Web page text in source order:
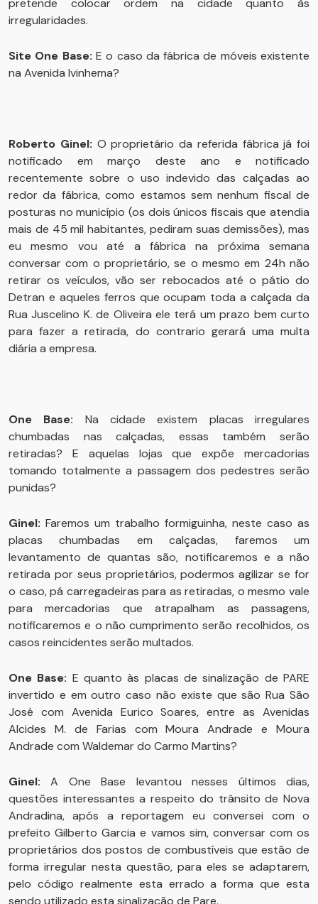
pretende colocar ordem na cidade quanto às
irregularidades.
Site One Base: E o caso da fábrica de móveis existente
na Avenida Ivinhema?
Roberto Ginel: O proprietário da referida fábrica já foi
notificado em março deste ano e notificado
recentemente sobre o uso indevido das calçadas ao
redor da fábrica, como estamos sem nenhum fiscal de
posturas no município (os dois únicos fiscais que atendia
mais de 45 mil habitantes, pediram suas demissões), mas
eu mesmo vou até a fábrica na próxima semana
conversar com o proprietário, se o mesmo em 24h não
retirar os veículos, vão ser rebocados até o pátio do
Detran e aqueles ferros que ocupam toda a calçada da
Rua Juscelino K. de Oliveira ele terá um prazo bem curto
para fazer a retirada, do contrario gerará uma multa
diária a empresa.
One Base: Na cidade existem placas irregulares
chumbadas nas calçadas, essas também serão
retiradas? E aquelas lojas que expõe mercadorias
tomando totalmente a passagem dos pedestres serão
punidas?
Ginel: Faremos um trabalho formiguinha, neste caso as
placas chumbadas em calçadas, faremos um
levantamento de quantas são, notificaremos e a não
retirada por seus proprietários, podermos agilizar se for
o caso, pá carregadeiras para as retiradas, o mesmo vale
para mercadorias que atrapalham as passagens,
notificaremos e o não cumprimento serão recolhidos, os
casos reincidentes serão multados.
One Base: E quanto às placas de sinalização de PARE
invertido e em outro caso não existe que são Rua São
José com Avenida Eurico Soares, entre as Avenidas
Alcides M. de Farias com Moura Andrade e Moura
Andrade com Waldemar do Carmo Martins?
Ginel: A One Base levantou nesses últimos dias,
questões interessantes a respeito do trânsito de Nova
Andradina, após a reportagem eu conversei com o
prefeito Gilberto Garcia e vamos sim, conversar com os
proprietários dos postos de combustíveis que estão de
forma irregular nesta questão, para eles se adaptarem,
pelo código realmente esta errado a forma que esta
sendo utilizado esta sinalização de Pare.